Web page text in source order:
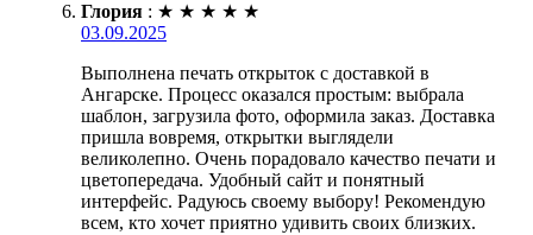
Глория : ★ ★ ★ ★ ★
03.09.2025
Выполнена печать открыток с доставкой в
Ангарске. Процесс оказался простым: выбрала
шаблон, загрузила фото, оформила заказ. Доставка
пришла вовремя, открытки выглядели
великолепно. Очень порадовало качество печати и
цветопередача. Удобный сайт и понятный
интерфейс. Радуюсь своему выбору! Рекомендую
всем, кто хочет приятно удивить своих близких.